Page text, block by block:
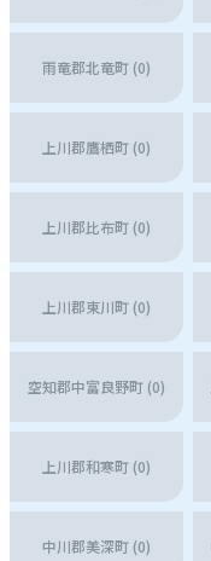
雨竜郡北竜町 (0)
上川郡鷹栖町 (0)
上川郡比布町 (0)
上川郡東川町 (0)
空知郡中富良野町 (0)
上川郡和寒町 (0)
中川郡美深町 (0)